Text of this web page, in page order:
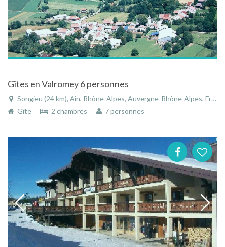
Gîtes en Valromey 6 personnes
Songieu (24 km), Ain, Rhône-Alpes, Auvergne-Rhône-Alpes, France
Gîte
2 chambres 7 personnes